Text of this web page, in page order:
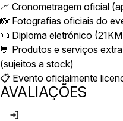
📈 Cronometragem oficial
📸 Fotografias oficiais do
📜 Diploma eletrónico
💬 Produtos e serviços
(sujeitos a stock)
📋 Evento oficialmente
AVALIAÇÕES